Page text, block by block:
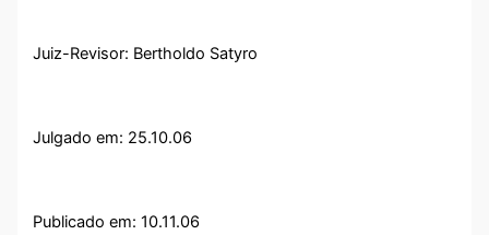
Juiz-Revisor: Bertholdo Satyro
Julgado em: 25.10.06
Publicado em: 10.11.06